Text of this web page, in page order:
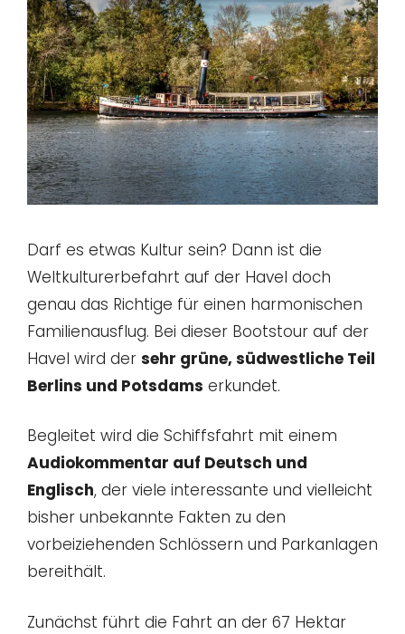
Darf es etwas Kultur sein? Dann ist die
Weltkulturerbefahrt auf der Havel doch
genau das Richtige für einen harmonischen
Familienausflug. Bei dieser Bootstour auf der
Havel wird der sehr grüne, südwestliche Teil
Berlins und Potsdams erkundet.
Begleitet wird die Schiffsfahrt mit einem
Audiokommentar auf Deutsch und
Englisch, der viele interessante und vielleicht
bisher unbekannte Fakten zu den
vorbeiziehenden Schlössern und Parkanlagen
bereithält.
Zunächst führt die Fahrt an der 67 Hektar